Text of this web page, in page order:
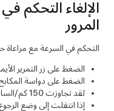
الإلغاءالتحكم في
المرور
التحكم في السرعة مع مراعاة حركة
الضغط على زر التمرير الأيمن
الضغط على دواسة المكابح.
لقد تجاوزت150 كم/الساعة
.
إذا انتقلت إلى وضع الرجوع